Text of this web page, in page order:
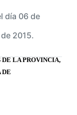
día 06 de
2015.
DE LA PROVINCIA,
DE